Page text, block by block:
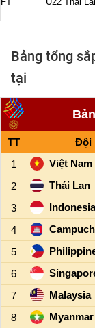
Bảng tổng
tại